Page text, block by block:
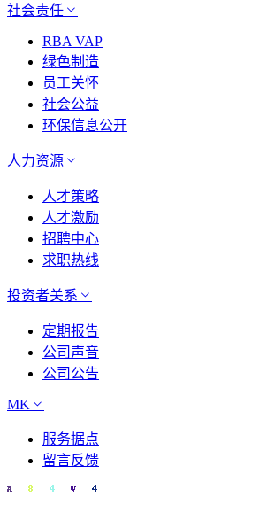
社会责任
RBA VAP
绿色制造
员工关怀
社会公益
环保信息公开
人力资源
人才策略
人才激励
招聘中心
求职热线
投资者关系
定期报告
公司声音
公司公告
MK
服务据点
留言反馈